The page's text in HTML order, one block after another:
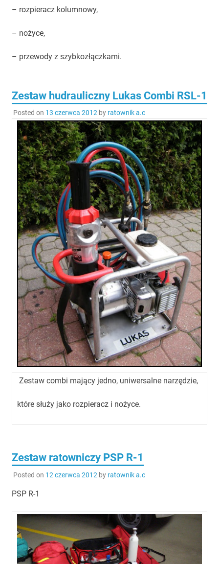
– rozpieracz kolumnowy,
– nożyce,
– przewody z szybkozłączkami.
Zestaw hudrauliczny Lukas Combi RSL-1
Posted on 13 czerwca 2012by ratownik a.c
Zestaw combi mający jedno, uniwersalne narzędzie,
które służy jako rozpieracz i nożyce.
Zestaw ratowniczy PSP R-1
Posted on 12 czerwca 2012 by ratownik a.c
PSP R-1